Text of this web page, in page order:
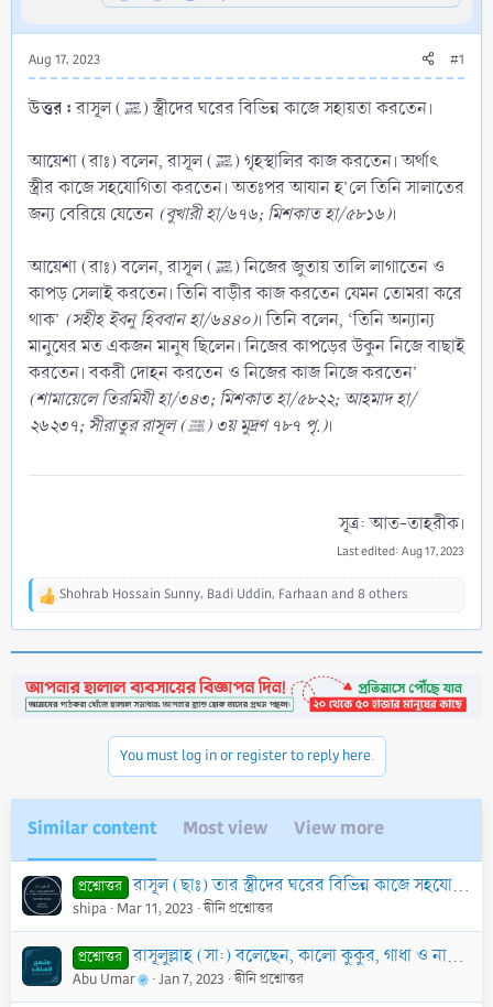
Aug 17, 2023 #1
উত্তর : রাসূল (ﷺ) স্ত্রীদের ঘরের বিভিন্ন কাজে সহায়তা করতেন।
আয়েশা (রাঃ) বলেন, রাসূল (ﷺ) গৃহস্থালির কাজ করতেন। অর্থাৎ
স্ত্রীর কাজে সহযোগিতা করতেন। অতঃপর আযান হ’লে তিনি সালাতের
জন্য বেরিয়ে যেতেন (বুখারী হা/৬৭৬; মিশকাত হা/৫৮১৬)।
আয়েশা (রাঃ) বলেন, রাসূল (ﷺ) নিজের জুতায় তালি লাগাতেন ও
কাপড় সেলাই করতেন। তিনি বাড়ীর কাজ করতেন যেমন তোমরা করে
থাক’ (সহীহ ইবনু হিববান হা/৬৪৪০)। তিনি বলেন, ‘তিনি অন্যান্য
মানুষের মত একজন মানুষ ছিলেন। নিজের কাপড়ের উকুন নিজে বাছাই
করতেন। বকরী দোহন করতেন ও নিজের কাজ নিজে করতেন’
(শামায়েলে তিরমিযী হা/৩৪৩; মিশকাত হা/৫৮২২; আহমাদ হা/
২৬২৩৭; সীরাতুর রাসূল (ﷺ) ৩য় মুদ্রণ ৭৮৭ পৃ.)।
সূত্র: আত-তাহরীক।​
Last edited: Aug 17, 2023
R
t
i
Shohrab Hossain Sunny, Badi Uddin, Farhaan and 8 others
You must log in or register to reply here.
Similar content Most view View more
প্রশ্নোত্তর রাসূল (ছাঃ) তার স্ত্রীদের ঘরের বিভিন্ন কাজে সহযোগিতা করতেন কি?
shipa Mar 11, 2023 দ্বীনি প্রশ্নোত্তর
প্রশ্নোত্তর রাসূলুল্লাহ (সা:) বলেছেন, কালো কুকুর, গাধা ও নারী মুছল্লীর সামনে দিয়ে গেলে তার ছালাত নষ্ট হয়ে যায়। হাদীছটির সঠিক ব্যাখ্যা কী?
Abu Umar Jan 7, 2023 দ্বীনি প্রশ্নোত্তর